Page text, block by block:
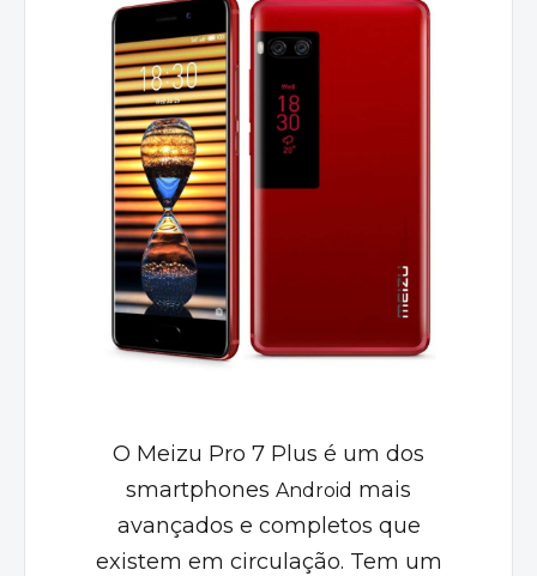
O Meizu Pro 7 Plus é um dos
smartphones Android mais
avançados e completos que
existem em circulação. Tem um